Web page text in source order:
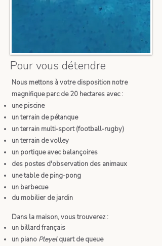
Pour vous détendre
Nous mettons à votre disposition notre
magnifique parc de 20 hectares avec :
une piscine
un terrain de pétanque
un terrain multi-sport (football-rugby)
un terrain de volley
un portique avec balançoires
des postes d'observation des animaux
une table de ping-pong
un barbecue
du mobilier de jardin
Dans la maison, vous trouverez :
un billard français
un piano Pleyelquart de queue